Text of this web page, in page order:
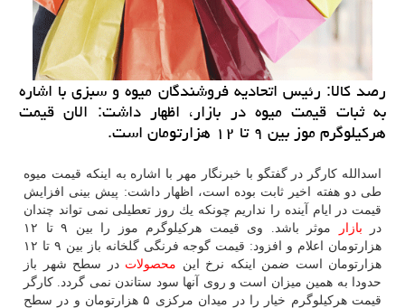
رصد كالا: رئیس اتحادیه فروشندگان میوه و سبزی با اشاره
به ثبات قیمت میوه در بازار، اظهار داشت: الان قیمت
هركیلوگرم موز بین ۹ تا ۱۲ هزارتومان است.
اسدالله كارگر در گفتگو با خبرنگار مهر با اشاره به اینكه قیمت میوه
طی دو هفته اخیر ثابت بوده است، اظهار داشت: پیش بینی افزایش
قیمت در ایام آینده را نداریم چونكه یك روز تعطیلی نمی تواند چندان
در بازار
موثر باشد. وی قیمت هركیلوگرم موز را بین ۹ تا ۱۲
هزارتومان اعلام و افزود: قیمت گوجه فرنگی گلخانه باز بین ۹ تا ۱۲
هزارتومان است ضمن اینكه نرخ این محصولات در سطح شهر باز
حدودا به همین میزان است و روی آنها سود ستاندن نمی گردد. كارگر
قیمت هركیلوگرم خیار را در میدان مركزی ۵ هزارتومان و در سطح